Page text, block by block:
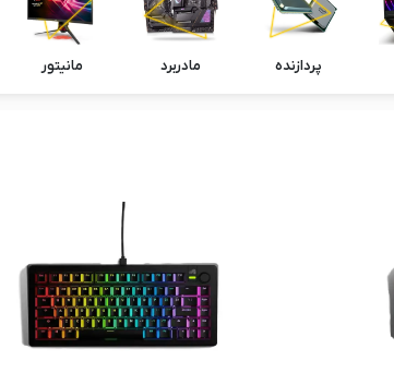
پردازنده مادربرد مانیتور